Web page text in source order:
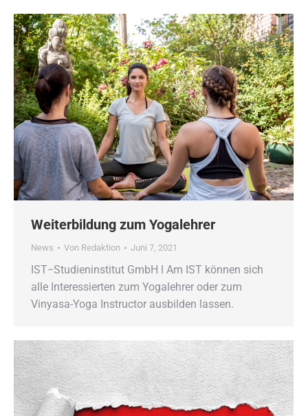
Weiterbildung zum Yogalehrer
News Von Redaktion Juni 7, 2021
IST−Studieninstitut GmbH ǀ Am IST können sich
alle Interessierten zum Yogalehrer oder zum
Vinyasa-Yoga Instructor ausbilden lassen.